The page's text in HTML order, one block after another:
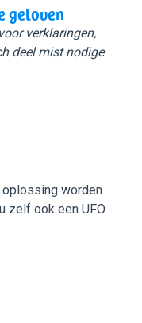
geloven
verklaringen,
deel mist nodige
oplossing worden
zelf ook een UFO